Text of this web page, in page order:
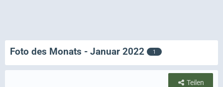
Foto des Monats - Januar 2022 1
Teilen